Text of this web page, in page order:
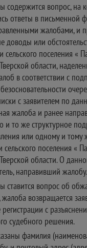
содержится вопрос, на
ответы в письменной
жалобами, и
доводы или
поселения «
области,
в соответствии с
с заявителем по
жалоба и ранее
и то же структурное
или одному и
поселения «
области. О
направивший жалобу.
ставится вопрос об
возвращается
с
судебного решения.
фамилия